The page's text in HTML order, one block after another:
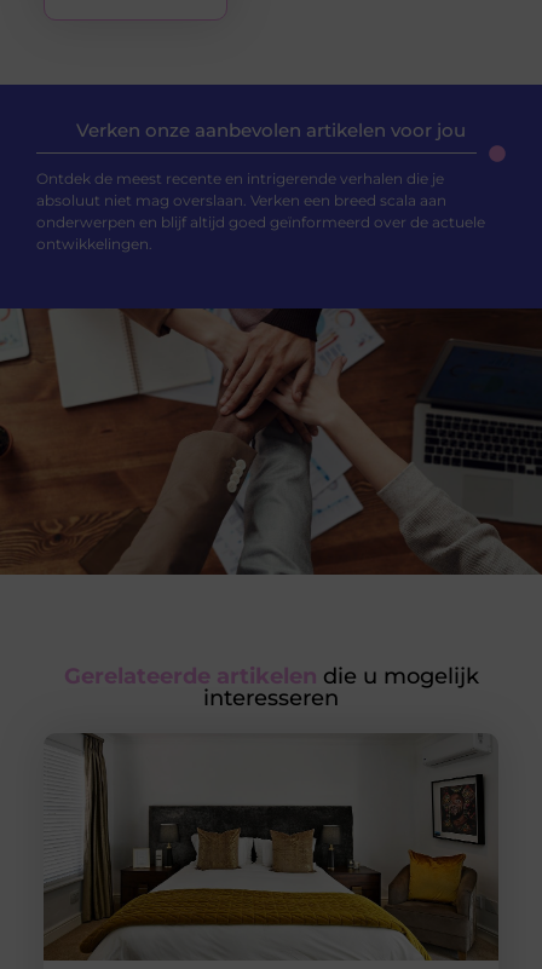
Verken onze aanbevolen artikelen voor jou
Ontdek de meest recente en intrigerende verhalen die je
absoluut niet mag overslaan. Verken een breed scala aan
onderwerpen en blijf altijd goed geïnformeerd over de actuele
ontwikkelingen.
Gerelateerde artikelen die u mogelijk
interesseren